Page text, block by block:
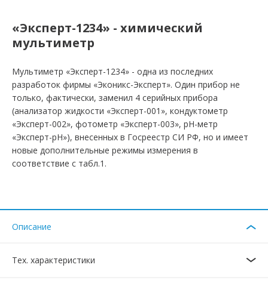
«Эксперт-1234» - химический
мультиметр
Мультиметр «Эксперт-1234» - одна из последних
разработок фирмы «Эконикс-Эксперт». Один прибор не
только, фактически, заменил 4 серийных прибора
(анализатор жидкости «Эксперт-001», кондуктометр
«Эксперт-002», фотометр «Эксперт-003», рН-метр
«Эксперт-pH»), внесенных в Госреестр СИ РФ, но и имеет
новые дополнительные режимы измерения в
соответствие с табл.1.
Описание
Тех. характеристики